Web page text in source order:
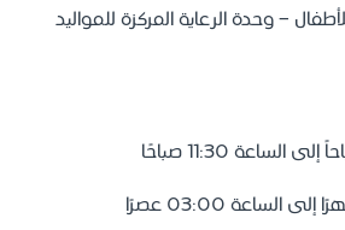
- وحدة الرعاية المركزة للمواليد